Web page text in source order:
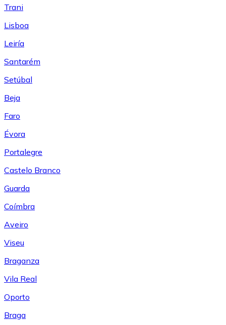
Trani
Lisboa
Leiría
Santarém
Setúbal
Beja
Faro
Évora
Portalegre
Castelo Branco
Guarda
Coímbra
Aveiro
Viseu
Braganza
Vila Real
Oporto
Braga